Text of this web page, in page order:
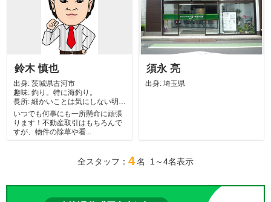
鈴木 慎也
出身: 茨城県古河市
趣味: 釣り。特に海釣り。
長所: 細かいことは気にしない明る
い性格です
いつでも何事にも一所懸命に頑張
ります！不動産取引はもちろんで
すが、物件の除草や看...
須永 亮
出身: 埼玉県
全スタッフ： 4名 1～4名表示